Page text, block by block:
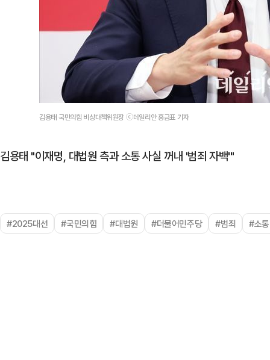
김용태 국민의힘 비상대책위원장 ⓒ데일리안 홍금표 기자
김용태 "이재명, 대법원 측과 소통 사실 꺼내 '범죄 자백'"
#2025대선 #국민의힘 #대법원 #더불어민주당 #범죄 #소통